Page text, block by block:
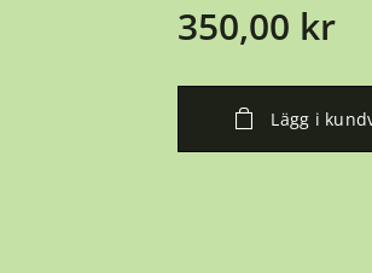
350,00 kr
Lägg i